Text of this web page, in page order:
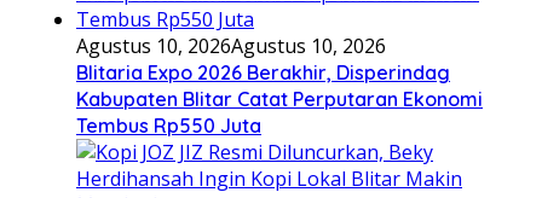
Agustus 10, 2026Agustus 10, 2026
Blitaria Expo 2026 Berakhir, Disperindag
Kabupaten Blitar Catat Perputaran Ekonomi
Tembus Rp550 Juta